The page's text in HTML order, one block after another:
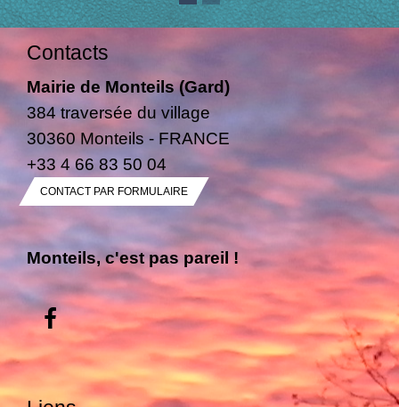
Contacts
Mairie de Monteils (Gard)
384 traversée du village
30360 Monteils - FRANCE
+33 4 66 83 50 04
CONTACT PAR FORMULAIRE
Monteils, c'est pas pareil !